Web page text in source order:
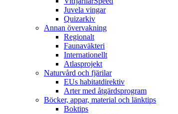
Juvela vingar
Quizarkiv
Annan övervakning
Regionalt
Faunaväkteri
Internationellt
Atlasprojekt
Naturvård och fjärilar
EUs habitatdirektiv
Arter med åtgärdsprogram
Böcker, appar, material och länktips
Boktips